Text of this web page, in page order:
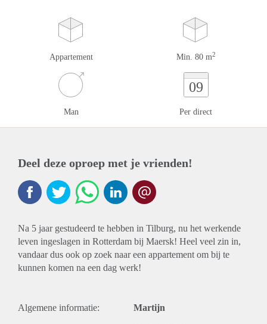
Appartement Min. 80 m2
Man
09
Per direct
Deel deze oproep met je vrienden!
Na 5 jaar gestudeerd te hebben in Tilburg, nu het werkende
leven ingeslagen in Rotterdam bij Maersk! Heel veel zin in,
vandaar dus ook op zoek naar een appartement om bij te
kunnen komen na een dag werk!
Algemene informatie: Martijn